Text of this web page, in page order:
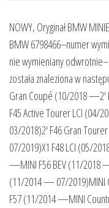
NOWY, Oryginał BMW
BMW 6798466–numer
nie wymieniany
została znaleziona w
Gran Coupé (10/2018
F45 Active Tourer LCI
03/2018)2′ F46 Gran
07/2019)X1 F48 LCI (05/
—MINI F56 BEV (11/2018
(11/2014 — 07/2019)MINI
F57 (11/2014 —MINI